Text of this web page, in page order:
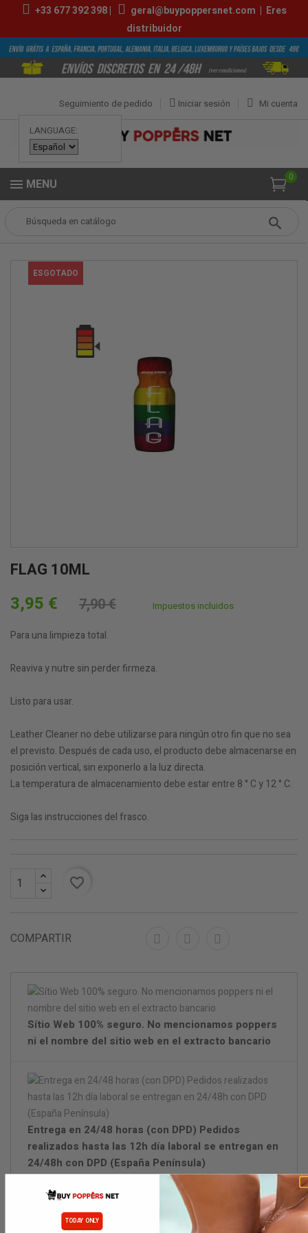
+33 677 392 398| geral@buypoppersnet.com | Eres
distribuidor
LANGUAGE:
Mi cuenta
Iniciar sesión
Seguimiento de pedido
0
MENU
POPPERS PEQUEÑOS
ESGOTADO
FLAG 10ML
3,95 € 7,90 € Impuestos incluidos
Para una limpieza total.
Reaviva y nutre sin perder firmeza.
Listo para usar.
Leather Cleaner no debe utilizarse para ningún otro fin que no sea
el previsto. Después de cada uso, el producto debe almacenarse en
posición vertical, sin exponerlo a la luz directa.
La temperatura de almacenamiento debe estar entre 8 ° C y 12 ° C.
Siga las instrucciones del frasco.
favorite_border
COMPARTIR
Sítio Web 100% seguro. No mencionamos poppers
ni el nombre del sitio web en el extracto bancario
Entrega en 24/48 horas (con DPD) Pedidos
realizados hasta las 12h día laboral se entregan en
24/48h con DPD (España Península)
Embalaje discreto.
TODAY ONLY